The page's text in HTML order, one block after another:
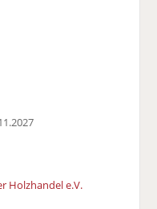
Holzhandel e.V.